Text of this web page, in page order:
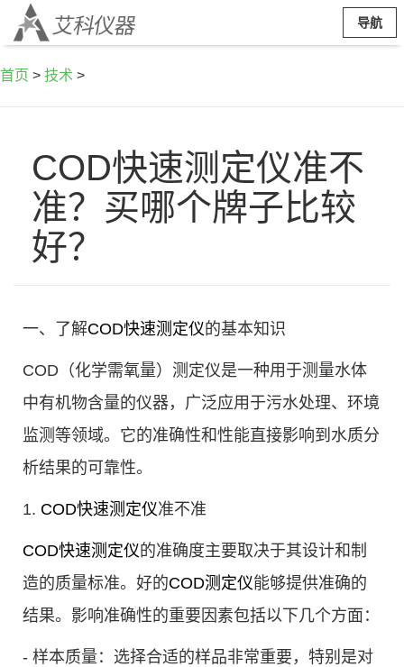
导航
首页 > 技术 >
COD快速测定仪准不
准？买哪个牌子比较
好？
一、了解COD快速测定仪的基本知识
COD（化学需氧量）测定仪是一种用于测量水体
中有机物含量的仪器，广泛应用于污水处理、环境
监测等领域。它的准确性和性能直接影响到水质分
析结果的可靠性。
1. COD快速测定仪准不准
COD快速测定仪的准确度主要取决于其设计和制
造的质量标准。好的COD测定仪能够提供准确的
结果。影响准确性的重要因素包括以下几个方面：
- 样本质量：选择合适的样品非常重要，特别是对